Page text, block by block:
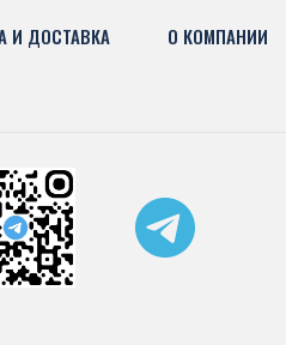
И ДОСТАВКА О КОМПАНИИ